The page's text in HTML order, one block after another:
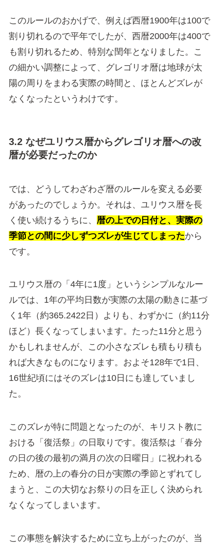
このルールのおかげで、例えば西暦1900年は100で
割り切れるので平年でしたが、西暦2000年は400で
も割り切れるため、特別な閏年となりました。こ
の細かい調整によって、グレゴリオ暦は地球が太
陽の周りをまわる実際の時間と、ほとんどズレが
なくなったというわけです。
3.2 なぜユリウス暦からグレゴリオ暦への改
暦が必要だったのか
では、どうしてわざわざ暦のルールを変える必要
があったのでしょうか。それは、ユリウス暦を長
く使い続けるうちに、 暦の上での日付と、実際の
季節との間に少しずつズレが生じてしまったから
です。
ユリウス暦の「4年に1度」というシンプルなルー
ルでは、1年の平均日数が実際の太陽の動きに基づ
く1年（約365.2422日）よりも、わずかに（約11分
ほど）長くなってしまいます。たった11分と思う
かもしれませんが、この小さなズレも積もり積も
れば大きなものになります。およそ128年で1日、
16世紀頃にはそのズレは10日にも達していまし
た。
このズレが特に問題となったのが、キリスト教に
おける「復活祭」の日取りです。復活祭は「春分
の日の後の最初の満月の次の日曜日」に祝われる
ため、暦の上の春分の日が実際の季節とずれてし
まうと、この大切なお祭りの日を正しく決められ
なくなってしまいます。
この事態を解決するために立ち上がったのが、当